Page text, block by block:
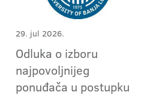
29. jul 2026.
Odluka o izboru
najpovoljnijeg
ponuđača u postupku